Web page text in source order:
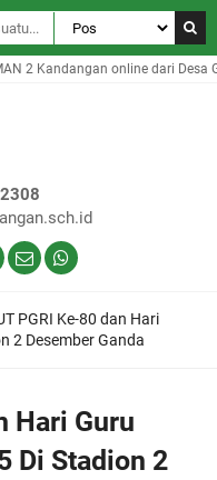
2 Kandangan online dari Desa
PGRI Ke-80 dan Hari
2 Desember Ganda
Hari Guru
Di Stadion 2